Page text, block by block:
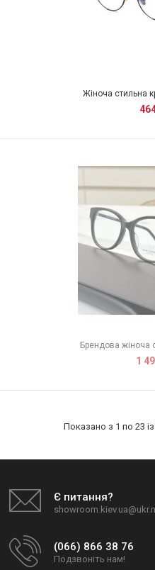
Жіноча стильна
Брендова жіноча
1
Показано з 1 по 23
Є питання?
(066) 866 38 76
Подзвоніть нам!